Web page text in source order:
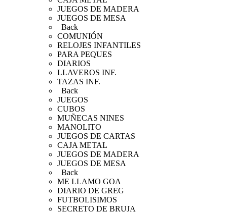
JUEGOS DE MADERA
JUEGOS DE MESA
Back
COMUNIÓN
RELOJES INFANTILES
PARA PEQUES
DIARIOS
LLAVEROS INF.
TAZAS INF.
Back
JUEGOS
CUBOS
MUÑECAS NINES
MANOLITO
JUEGOS DE CARTAS
CAJA METAL
JUEGOS DE MADERA
JUEGOS DE MESA
Back
ME LLAMO GOA
DIARIO DE GREG
FUTBOLISIMOS
SECRETO DE BRUJA